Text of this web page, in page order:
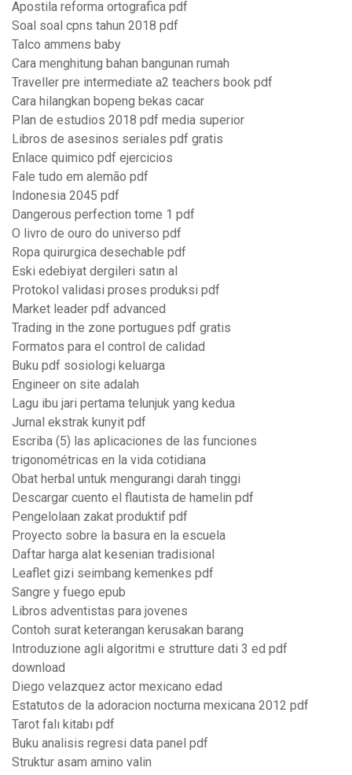
Apostila reforma ortografica pdf
Soal soal cpns tahun 2018 pdf
Talco ammens baby
Cara menghitung bahan bangunan rumah
Traveller pre intermediate a2 teachers book pdf
Cara hilangkan bopeng bekas cacar
Plan de estudios 2018 pdf media superior
Libros de asesinos seriales pdf gratis
Enlace quimico pdf ejercicios
Fale tudo em alemão pdf
Indonesia 2045 pdf
Dangerous perfection tome 1 pdf
O livro de ouro do universo pdf
Ropa quirurgica desechable pdf
Eski edebiyat dergileri satın al
Protokol validasi proses produksi pdf
Market leader pdf advanced
Trading in the zone portugues pdf gratis
Formatos para el control de calidad
Buku pdf sosiologi keluarga
Engineer on site adalah
Lagu ibu jari pertama telunjuk yang kedua
Jurnal ekstrak kunyit pdf
Escriba (5) las aplicaciones de las funciones
trigonométricas en la vida cotidiana
Obat herbal untuk mengurangi darah tinggi
Descargar cuento el flautista de hamelin pdf
Pengelolaan zakat produktif pdf
Proyecto sobre la basura en la escuela
Daftar harga alat kesenian tradisional
Leaflet gizi seimbang kemenkes pdf
Sangre y fuego epub
Libros adventistas para jovenes
Contoh surat keterangan kerusakan barang
Introduzione agli algoritmi e strutture dati 3 ed pdf
download
Diego velazquez actor mexicano edad
Estatutos de la adoracion nocturna mexicana 2012 pdf
Tarot falı kitabı pdf
Buku analisis regresi data panel pdf
Struktur asam amino valin